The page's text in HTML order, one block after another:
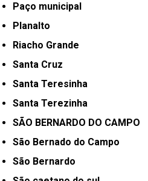
Paço municipal
Planalto
Riacho Grande
Santa Cruz
Santa Teresinha
Santa Terezinha
SÃO BERNARDO DO CAMPO
São Bernado do Campo
São Bernardo